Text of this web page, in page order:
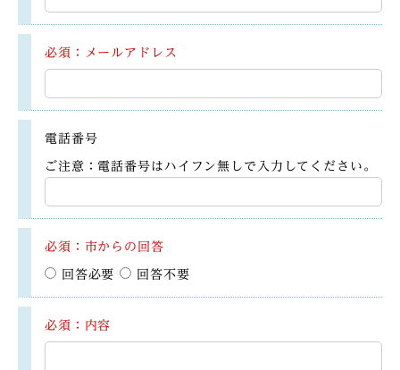
必須：メールアドレス
電話番号
ご注意：電話番号はハイフン無しで入力してください。
必須：市からの回答
回答必要 回答不要
必須：内容